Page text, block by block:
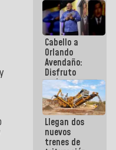
Cabello a
Orlando
Avendaño:
Disfruto
cada vez
que escribes
porque lo
que haces
es
embarrarla
Llegan dos
nuevos
trenes de